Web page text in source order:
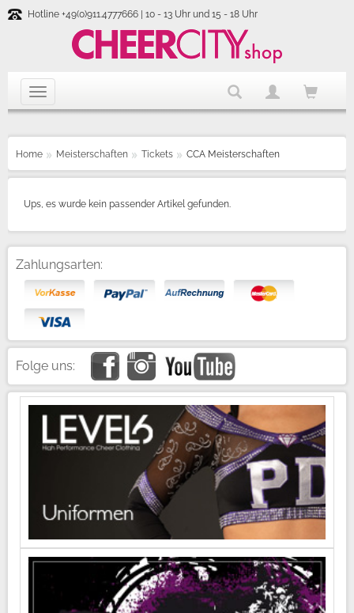
Hotline +49(0)911.4777666 | 10 - 13 Uhr und 15 - 18 Uhr
Home Meisterschaften Tickets CCA Meisterschaften
Ups, es wurde kein passender Artikel gefunden.
Zahlungsarten:
Folge uns: